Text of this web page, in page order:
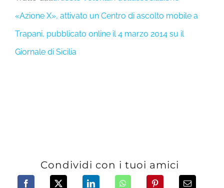
«Azione X», attivato un Centro di ascolto mobile a
Trapani, pubblicato online il 4 marzo 2014 su il
Giornale di Sicilia
Condividi con i tuoi amici